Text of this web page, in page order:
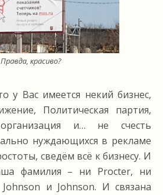
Правда, красиво?
у Вас имеется некий бизнес,
Политическая партия,
организация и… не счесть
нуждающихся в рекламе
сведём всё к бизнесу. И
фамилия – ни Procter, ни
и Johnson. И связана